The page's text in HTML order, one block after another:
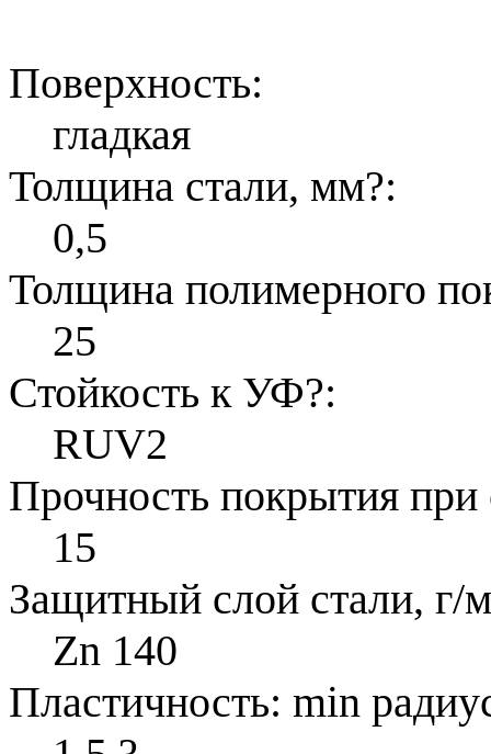
Поверхность:
гладкая
Толщина стали, мм?:
0,5
Толщина полимерного
25
Стойкость к УФ?:
RUV2
Прочность покрытия
15
Защитный слой стали, г/
Zn 140
Пластичность: min